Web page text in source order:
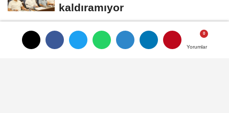
Yorumlar
Yorumlar
kaldıramıyor
Bitkilerin gücü projesi kabul
edildi